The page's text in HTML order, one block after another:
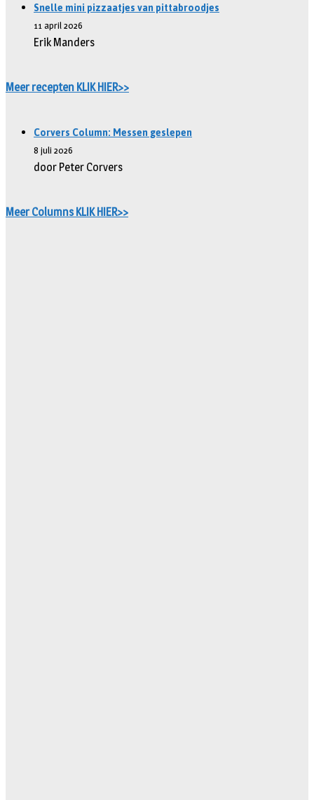
Snelle mini pizzaatjes van pittabroodjes
11 april 2026
Erik Manders
Meer recepten KLIK HIER>>
Corvers Column: Messen geslepen
8 juli 2026
door Peter Corvers
Meer Columns KLIK HIER>>